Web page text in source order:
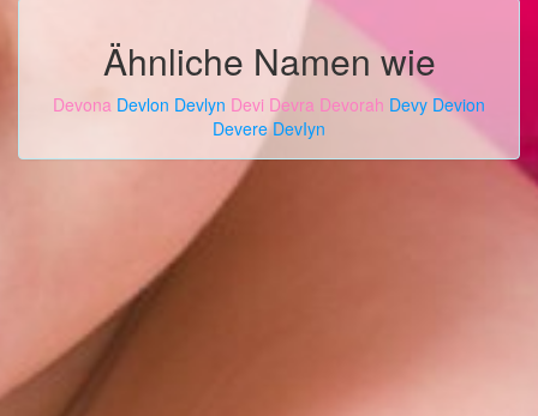
Ähnliche Namen wie
Devona Devlon Devlyn Devi Devra Devorah Devy Devion
Devere DevIyn